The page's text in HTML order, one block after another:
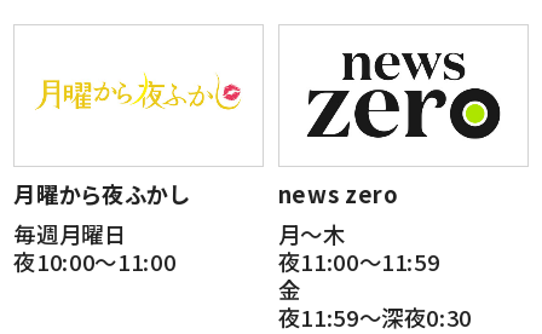
月曜から夜ふかし
毎週月曜日
夜10:00～11:00
news zero
月～木
夜11:00～11:59
金
夜11:59～深夜0:30